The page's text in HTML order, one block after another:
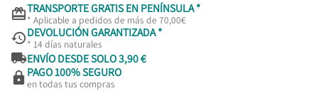
TRANSPORTE GRATIS EN PENÍNSULA *
* Aplicable a pedidos de más de 70,00€
DEVOLUCIÓN GARANTIZADA *
* 14 días naturales
ENVÍO DESDE SOLO 3,90 €
 PAGO 100% SEGURO
en todas tus compras